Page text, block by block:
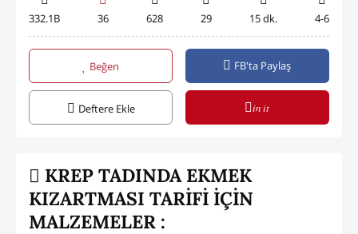
332.1B 36 628 29 15 dk. 4-6
Beğen FB'ta Paylaş
Deftere Ekle in it
KREP TADINDA EKMEK
KIZARTMASI TARİFİ İÇİN
MALZEMELER :